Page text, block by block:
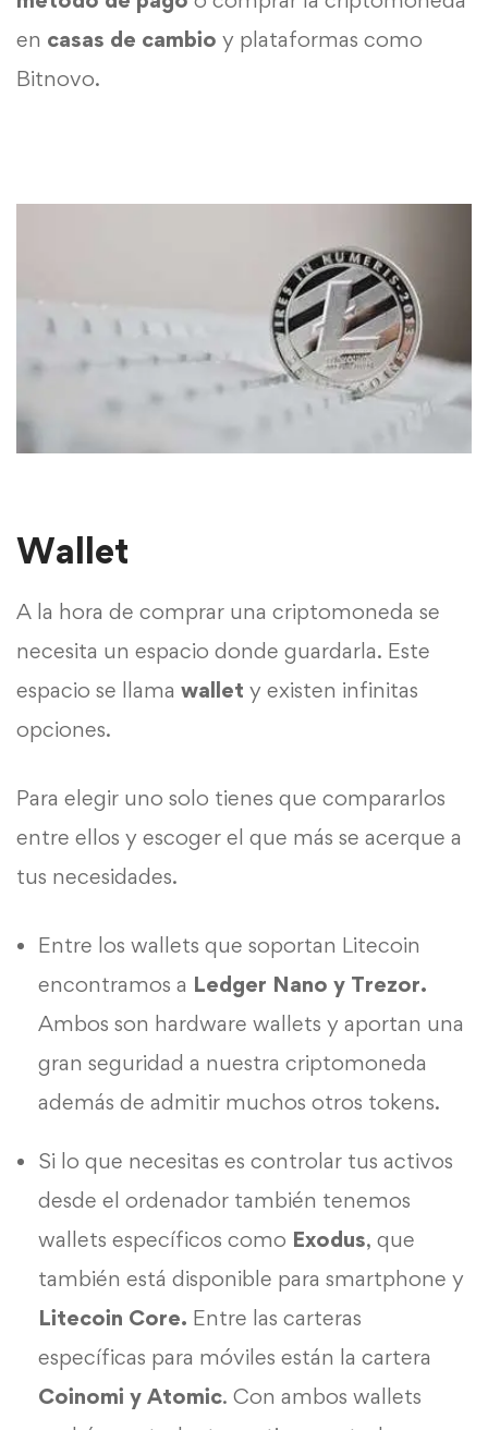
en casas de cambio y plataformas como
Bitnovo.
Wallet
A la hora de comprar una criptomoneda se
necesita un espacio donde guardarla. Este
espacio se llama wallet y existen infinitas
opciones.
Para elegir uno solo tienes que compararlos
entre ellos y escoger el que más se acerque a
tus necesidades.
Entre los wallets que soportan Litecoin
encontramos a Ledger Nano y Trezor.
Ambos son hardware wallets y aportan una
gran seguridad a nuestra criptomoneda
además de admitir muchos otros tokens.
Si lo que necesitas es controlar tus activos
desde el ordenador también tenemos
wallets específicos como Exodus, que
también está disponible para smartphone y
Litecoin Core. Entre las carteras
específicas para móviles están la cartera
Coinomi y Atomic. Con ambos wallets